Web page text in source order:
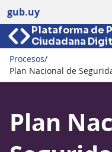
gub.uy
Plataforma de
Ciudadana
Procesos/
Plan Nacional de
Plan